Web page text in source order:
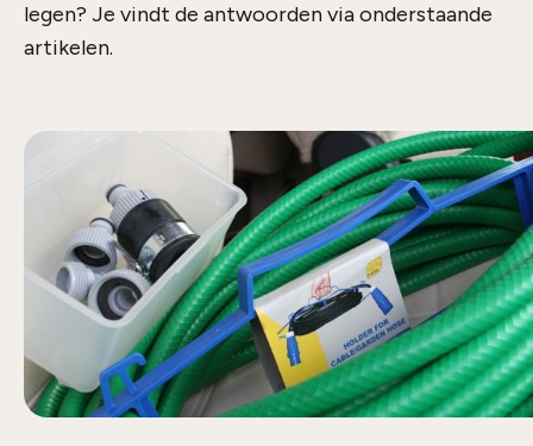
legen? Je vindt de antwoorden via onderstaande
artikelen.